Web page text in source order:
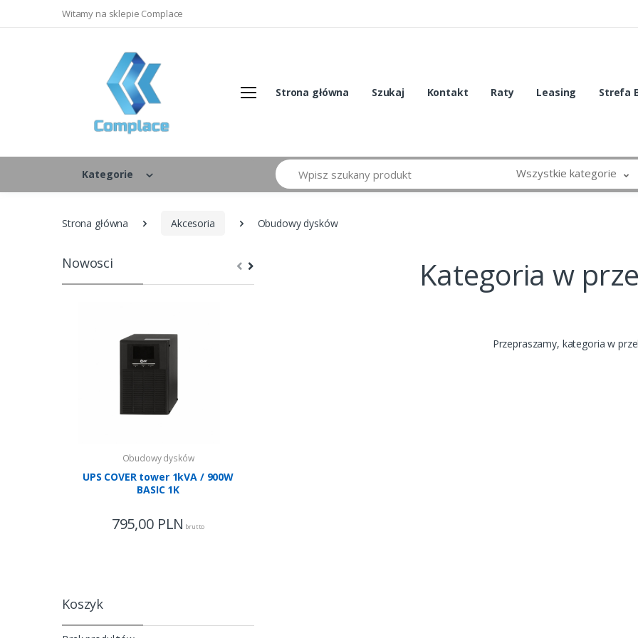
Witamy na sklepie Complace
Strona główna Szukaj Kontakt Raty Leasing Strefa
Kategorie
Szukaj Wszystkie kategorie
Strona główna Akcesoria Obudowy dysków
Nowosci
Obudowy dysków
UPS COVER tower 1kVA / 900W
BASIC 1K
795,00 PLN brutto
Koszyk
Kategoria w
Przepraszamy, kategoria w